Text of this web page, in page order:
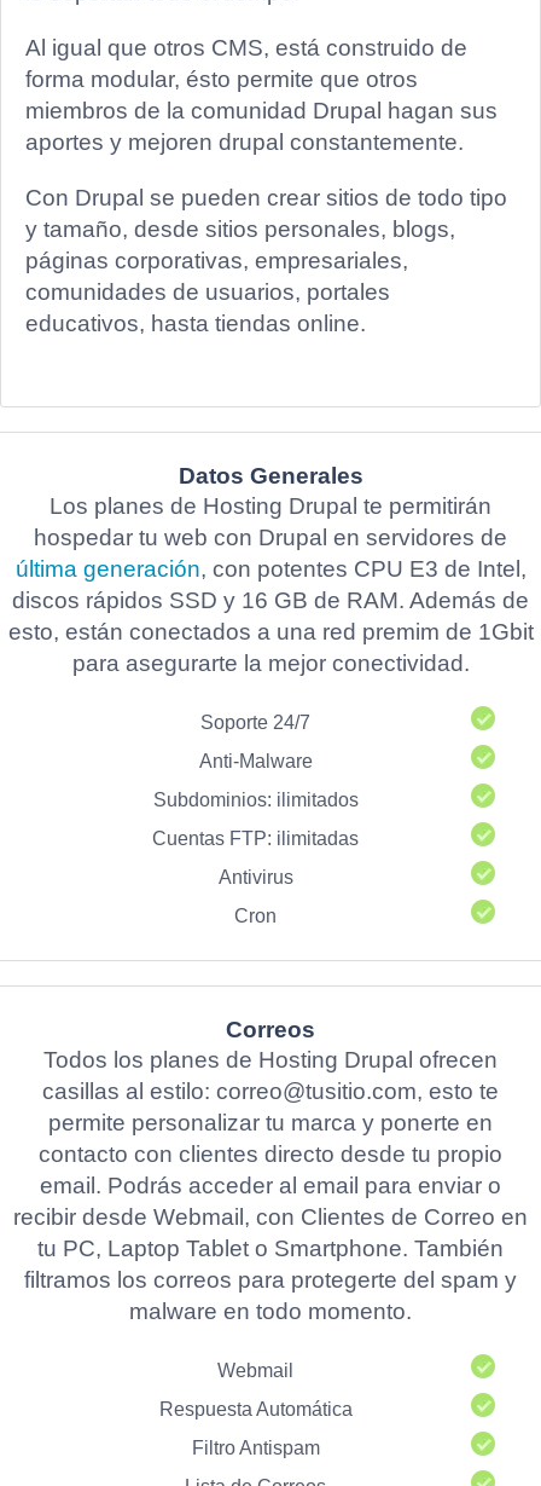
Al igual que otros CMS, está construido de
forma modular, ésto permite que otros
miembros de la comunidad Drupal hagan sus
aportes y mejoren drupal constantemente.
Con Drupal se pueden crear sitios de todo tipo
y tamaño, desde sitios personales, blogs,
páginas corporativas, empresariales,
comunidades de usuarios, portales
educativos, hasta tiendas online.
Datos Generales
Los planes de Hosting Drupal te permitirán
hospedar tu web con Drupal en servidores de
última generación, con potentes CPU E3 de Intel,
discos rápidos SSD y 16 GB de RAM. Además de
esto, están conectados a una red premim de 1Gbit
para asegurarte la mejor conectividad.
Soporte 24/7
Anti-Malware
Subdominios: ilimitados
Cuentas FTP: ilimitadas
Antivirus
Cron
Correos
Todos los planes de Hosting Drupal ofrecen
casillas al estilo: correo@tusitio.com, esto te
permite personalizar tu marca y ponerte en
contacto con clientes directo desde tu propio
email. Podrás acceder al email para enviar o
recibir desde Webmail, con Clientes de Correo en
tu PC, Laptop Tablet o Smartphone. También
filtramos los correos para protegerte del spam y
malware en todo momento.
Webmail
Respuesta Automática
Filtro Antispam